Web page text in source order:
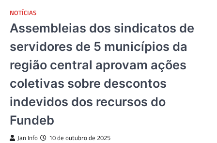
NOTÍCIAS
Assembleias dos sindicatos de
servidores de 5 municípios da
região central aprovam ações
coletivas sobre descontos
indevidos dos recursos do
Fundeb
Jan Info 10 de outubro de 2025